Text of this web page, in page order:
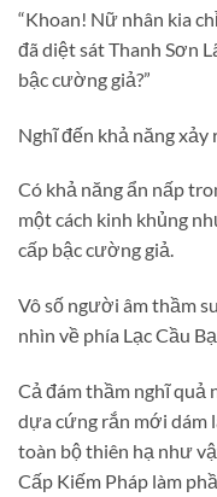
“Khoan! Nữ nhân kia
đã diệt sát Thanh Sơn
bậc cường giả?”
Nghĩ đến khả năng xảy
Có khả năng ẩn nấp
một cách kinh khủng
cấp bậc cường giả.
Vô số người âm thầm
nhìn về phía Lạc Cầu
Cả đám thầm nghĩ quả
dựa cứng rắn mới dám
toàn bộ thiên hạ như
Cấp Kiếm Pháp làm